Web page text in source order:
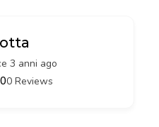
3 anni ago
00 Reviews